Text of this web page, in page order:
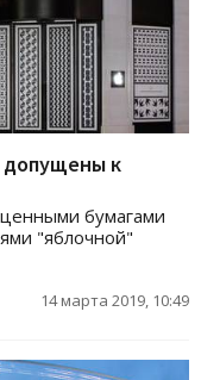
допущены к
бумагами
"яблочной"
14 марта 2019, 10:49